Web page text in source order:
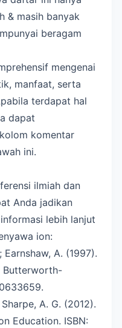
& masih banyak
beragam
mengenai
manfaat, serta
terdapat hal
dapat
komentar
ini.
ilmiah dan
Anda jadikan
lebih lanjut
ion:
A. (1997).
Butterworth-
A. G. (2012).
Education. ISBN: